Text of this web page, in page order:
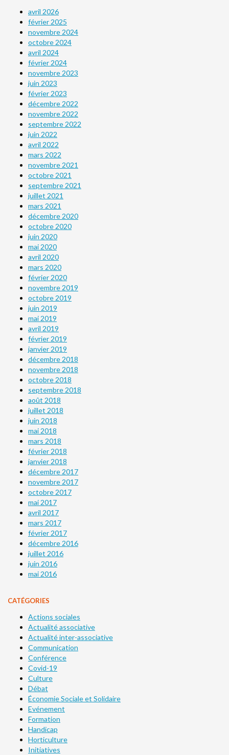
avril 2026
février 2025
novembre 2024
octobre 2024
avril 2024
février 2024
novembre 2023
juin 2023
février 2023
décembre 2022
novembre 2022
septembre 2022
juin 2022
avril 2022
mars 2022
novembre 2021
octobre 2021
septembre 2021
juillet 2021
mars 2021
décembre 2020
octobre 2020
juin 2020
mai 2020
avril 2020
mars 2020
février 2020
novembre 2019
octobre 2019
juin 2019
mai 2019
avril 2019
février 2019
janvier 2019
décembre 2018
novembre 2018
octobre 2018
septembre 2018
août 2018
juillet 2018
juin 2018
mai 2018
mars 2018
février 2018
janvier 2018
décembre 2017
novembre 2017
octobre 2017
mai 2017
avril 2017
mars 2017
février 2017
décembre 2016
juillet 2016
juin 2016
mai 2016
CATÉGORIES
Actions sociales
Actualité associative
Actualité inter-associative
Communication
Conférence
Covid-19
Culture
Débat
Économie Sociale et Solidaire
Evénement
Formation
Handicap
Horticulture
Initiatives